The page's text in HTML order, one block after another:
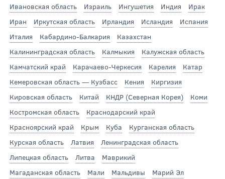
Ивановская область
Израиль Ингушетия Индия
Ирак
Иран
Иркутская область Ирландия Исландия
Испания
Италия
Кабардино-Балкария
Казахстан
Калининградская область
Калмыкия
Калужская область
Камчатский край
Карачаево-Черкесия Карелия
Катар
Кемеровская область — Кузбасс
Кения
Киргизия
Кировская область
Китай КНДР (Северная Корея)
Коми
Костромская область
Краснодарский край
Красноярский край
Крым Куба
Курганская область
Курская область
Латвия
Ленинградская область
Липецкая область
Литва
Маврикий
Магаданская область
Мали Мальдивы
Марий Эл